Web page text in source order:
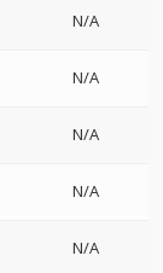
N/A
N/A
N/A
N/A
N/A